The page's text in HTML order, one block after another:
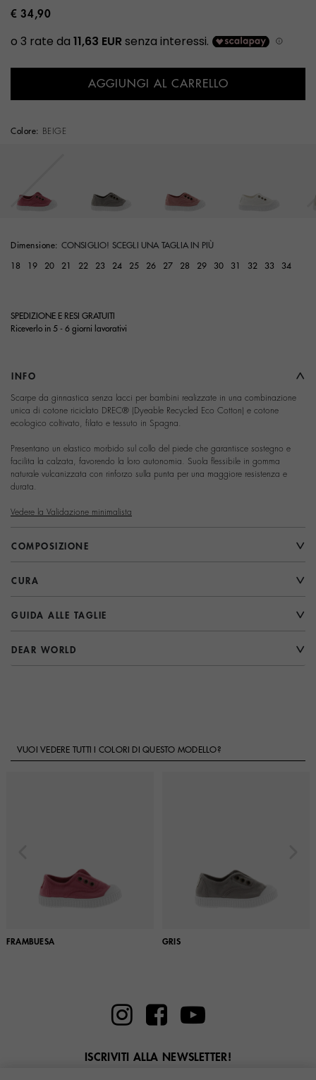
€ 34,90
AGGIUNGI AL CARRELLO
Colore: BEIGE
Dimensione: CONSIGLIO! SCEGLI UNA TAGLIA IN PIÙ
18 19 20 21 22 23 24 25 26 27 28 29 30 31 32 33 34
SPEDIZIONE E RESI GRATUITI
Riceverlo in 5 - 6 giorni lavorativi
INFO
Scarpe da ginnastica senza lacci per bambini realizzate in una combinazione
unica di cotone riciclato DREC® (Dyeable Recycled Eco Cotton) e cotone
ecologico coltivato, filato e tessuto in Spagna.
Presentano un elastico morbido sul collo del piede che garantisce sostegno e
facilita la calzata, favorendo la loro autonomia. Suola flessibile in gomma
naturale vulcanizzata con rinforzo sulla punta per una maggiore resistenza e
durata.
Vedere la Validazione minimalista
COMPOSIZIONE
CURA
GUIDA ALLE TAGLIE
DEAR WORLD
VUOI VEDERE TUTTI I COLORI DI QUESTO MODELLO?
FRAMBUESA GRIS
ISCRIVITI ALLA NEWSLETTER!